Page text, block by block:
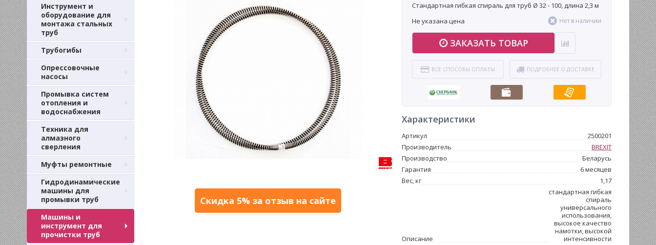
Инструмент и
оборудование для
монтажа стальных
труб
Трубогибы
Опрессовочные
насосы
Промывка систем
отопления и
водоснабжения
Техника для
алмазного
сверления
Муфты ремонтные
Гидродинамические
машины для
промывки труб
Машины и
инструмент для
прочистки труб
Скидка 5% за отзыв на сайте
Стандартная гибкая спираль для труб Ø 32 - 100, длина 2,3 м
Не указана цена
Нет в наличии
ЗАКАЗАТЬ ТОВАР
ВСЕ СПОСОБЫ ОПЛАТЫ ПОДРОБНЕЕ О ДОСТАВКЕ
Характеристики
Артикул
2500201
Производитель
BREXIT
Производство
Беларусь
Гарантия
6 месяцев
Вес, кг
1,17
Описание
стандартная гибкая
спираль
универсального
использования,
высокое качество
намотки, высокой
интенсивности